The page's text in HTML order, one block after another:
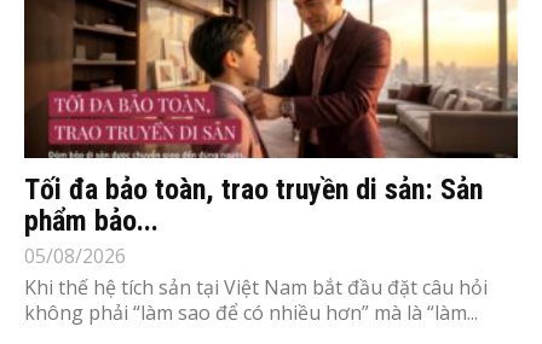
Tối đa bảo toàn, trao truyền di sản: Sản
phẩm bảo...
05/08/2026
Khi thế hệ tích sản tại Việt Nam bắt đầu đặt câu hỏi
không phải “làm sao để có nhiều hơn” mà là “làm...